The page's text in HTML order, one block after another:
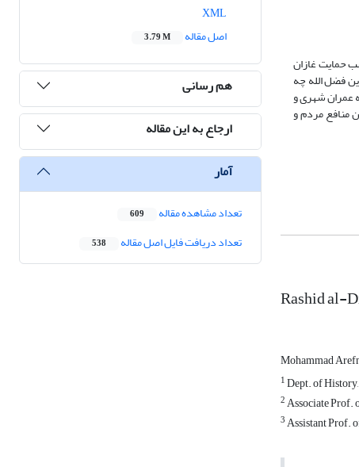
حمایت غازان
فضل الله چه
عمران شهری و
منافع مردم و
Rashid al-
Mohammad
1Dept. of
2Associate Prof.
3Assistant Prof.
اصل مقاله
3.79 M
هم رسانی
ارجاع به این مقاله
آمار
تعداد مشاهده مقاله 609
تعداد دریافت فایل اصل مقاله 538